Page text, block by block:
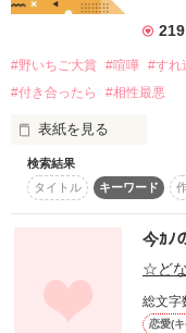
詳しく検索
タイトル キ
ジャンル
ステータス
219
#野いちご大賞 #喧嘩 #すれ
#付き合ったら
#相性最悪
表紙を見る
「だーいすきっ」
土屋芙祐、17歳。
抱きついてみるけど
「離れろ」
検索結果
タイトル
キーワード
今ｶﾉ
☆ど
総文字
恋愛(